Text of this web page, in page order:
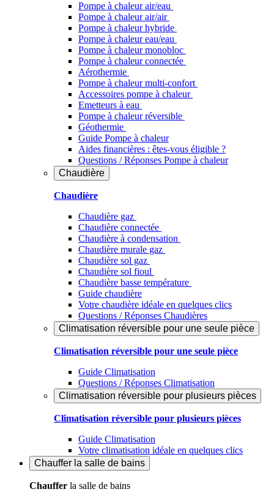
Pompe à chaleur air/eau
Pompe à chaleur air/air
Pompe à chaleur hybride
Pompe à chaleur​ eau/eau
Pompe à chaleur monobloc
Pompe à chaleur connectée
Aérothermie
Pompe à chaleur multi-confort
Accessoires pompe à chaleur
Emetteurs à eau
Pompe à chaleur réversible
Géothermie
Guide Pompe à chaleur
Aides financières : êtes-vous éligible ?
Questions / Réponses Pompe à chaleur
Chaudière
Chaudière
Chaudière gaz
Chaudière connectée
Chaudière à condensation
Chaudière murale gaz
Chaudière sol gaz
Chaudière sol fioul
Chaudière basse température
Guide chaudière
Votre chaudière idéale en quelques clics
Questions / Réponses Chaudières
Climatisation réversible pour une seule pièce
Climatisation réversible pour une seule pièce
Guide Climatisation
Questions / Réponses Climatisation
Climatisation réversible pour plusieurs pièces
Climatisation réversible pour plusieurs pièces
Guide Climatisation
Votre climatisation idéale en quelques clics
Chauffer la salle de bains
Chauffer la salle de bains